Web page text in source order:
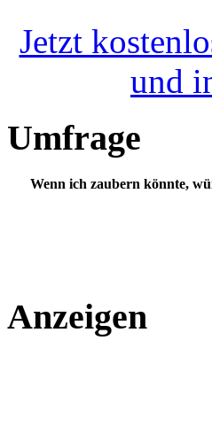
Jetzt
und
Umfrage
Wenn ich zaubern könnte,
Anzeigen